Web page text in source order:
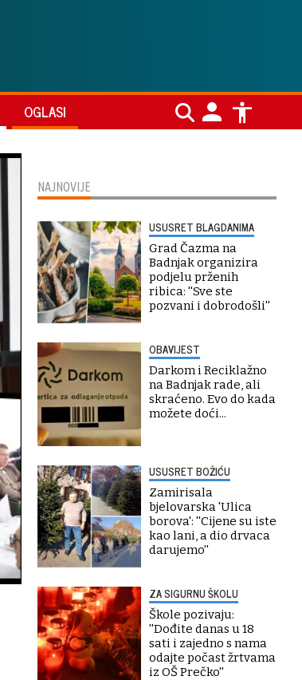
OGLASI
NAJNOVIJE
USUSRET BLAGDANIMA
Grad Čazma na
Badnjak organizira
podjelu prženih
ribica: ''Sve ste
pozvani i dobrodošli''
OBAVIJEST
Darkom i Reciklažno
na Badnjak rade, ali
skraćeno. Evo do kada
možete doći...
USUSRET BOŽIĆU
Zamirisala
bjelovarska 'Ulica
borova': ''Cijene su iste
kao lani, a dio drvaca
darujemo''
ZA SIGURNU ŠKOLU
Škole pozivaju:
''Dođite danas u 18
sati i zajedno s nama
odajte počast žrtvama
iz OŠ Prečko''